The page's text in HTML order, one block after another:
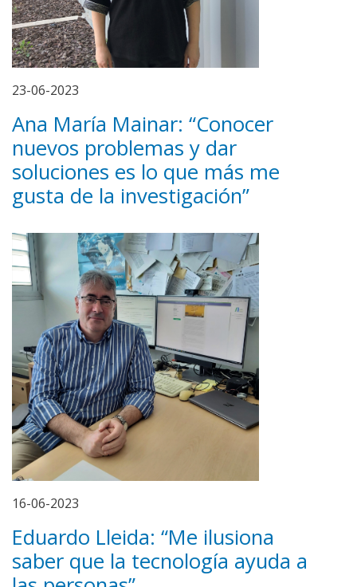
23-06-2023
Ana María Mainar: “Conocer
nuevos problemas y dar
soluciones es lo que más me
gusta de la investigación”
16-06-2023
Eduardo Lleida: “Me ilusiona
saber que la tecnología ayuda a